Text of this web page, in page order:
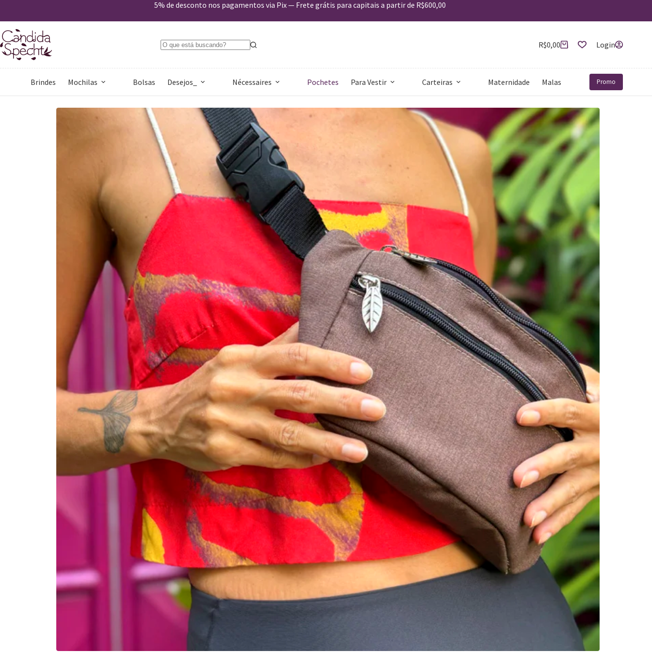
Em estoque
Comprar
5% de desconto nos pagamentos via Pix — Frete grátis para capitais a partir de R$600,00
R$0,00 Login
Brindes Mochilas Bolsas Desejos_ Nécessaires Pochetes Para Vestir Carteiras Maternidade Malas Promo